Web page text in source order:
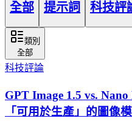
全部 提示詞 科技評
類別
全部
科技評論
GPT Image 1.5 vs.
「可用於生產」的圖像